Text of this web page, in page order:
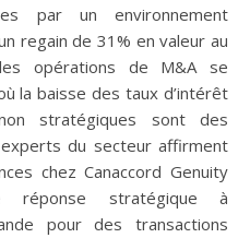
par un environnement
regain de 31% en valeur au
opérations de M&A se
la baisse des taux d’intérêt
stratégiques sont des
du secteur affirment
chez Canaccord Genuity
stratégique à
pour des transactions